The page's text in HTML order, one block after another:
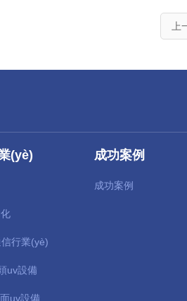
上
(yè)
行業(yè)
uv設備
uv設備
成功案例
成功案例